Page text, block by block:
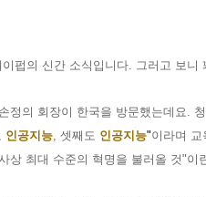
펍의 신간 소식입니다. 그러고 보니
정의 회장이 한국을 방문했는데요.
인공지능, 셋째도 인공지능"이라며 교
상 최대 수준의 혁명을 불러올 것"이